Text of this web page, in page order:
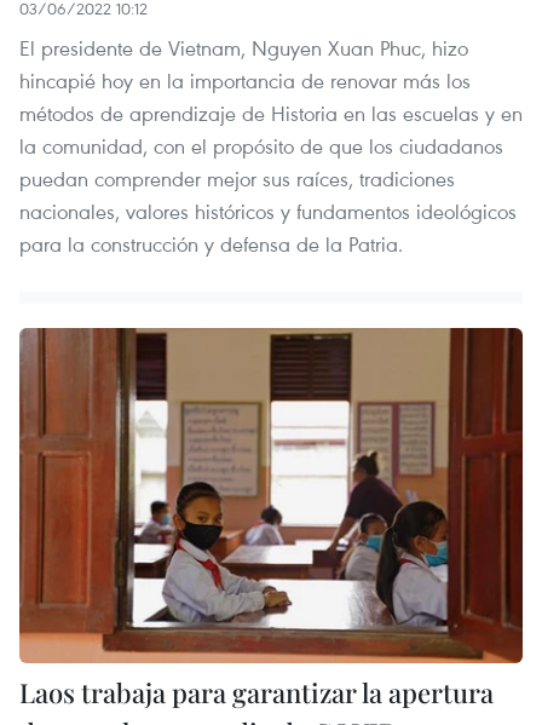
03/06/2022 10:12
El presidente de Vietnam, Nguyen Xuan Phuc, hizo
hincapié hoy en la importancia de renovar más los
métodos de aprendizaje de Historia en las escuelas y en
la comunidad, con el propósito de que los ciudadanos
puedan comprender mejor sus raíces, tradiciones
nacionales, valores históricos y fundamentos ideológicos
para la construcción y defensa de la Patria.
Laos trabaja para garantizar la apertura